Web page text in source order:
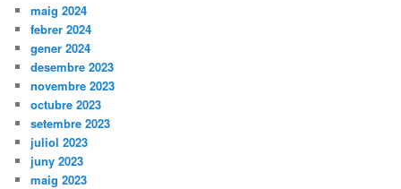
maig 2024
febrer 2024
gener 2024
desembre 2023
novembre 2023
octubre 2023
setembre 2023
juliol 2023
juny 2023
maig 2023